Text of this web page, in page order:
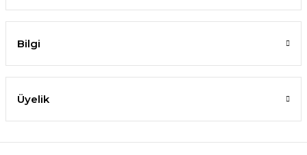
Bilgi
Üyelik